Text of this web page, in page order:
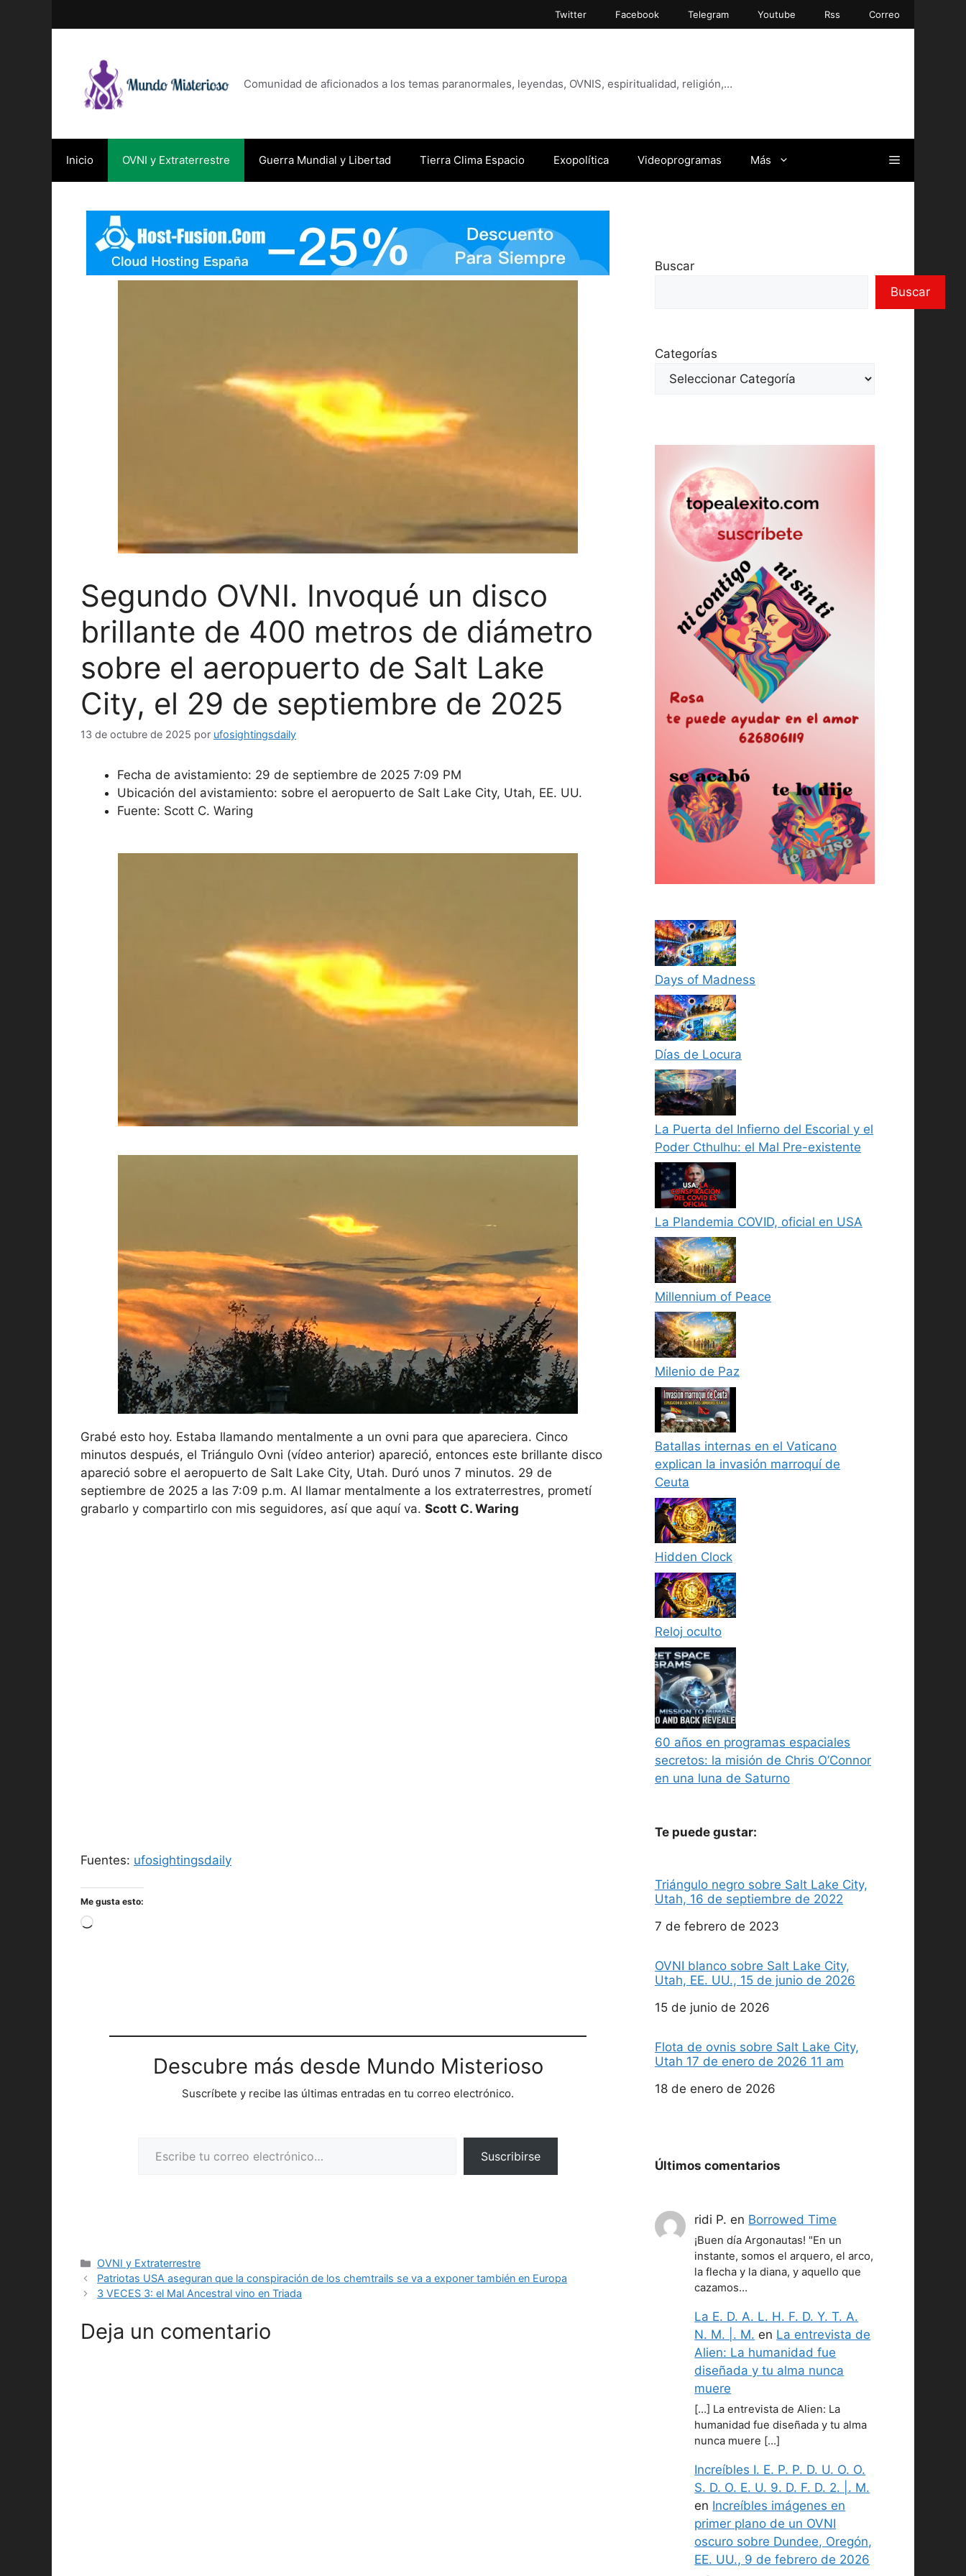
Twitter Facebook Telegram Youtube Rss Correo
Comunidad de aficionados a los temas paranormales, leyendas, OVNIS, espiritualidad, religión,…
Inicio OVNI y Extraterrestre Guerra Mundial y Libertad Tierra Clima Espacio Exopolítica Videoprogramas Más
Segundo OVNI. Invoqué un disco
brillante de 400 metros de diámetro
sobre el aeropuerto de Salt Lake
City, el 29 de septiembre de 2025
13 de octubre de 2025 por ufosightingsdaily
Fecha de avistamiento: 29 de septiembre de 2025 7:09 PM
Ubicación del avistamiento: sobre el aeropuerto de Salt Lake City, Utah, EE. UU.
Fuente: Scott C. Waring
Grabé esto hoy. Estaba llamando mentalmente a un ovni para que apareciera. Cinco
minutos después, el Triángulo Ovni (vídeo anterior) apareció, entonces este brillante disco
apareció sobre el aeropuerto de Salt Lake City, Utah. Duró unos 7 minutos. 29 de
septiembre de 2025 a las 7:09 p.m. Al llamar mentalmente a los extraterrestres, prometí
grabarlo y compartirlo con mis seguidores, así que aquí va. Scott C. Waring
Fuentes: ufosightingsdaily
Me gusta esto:
Cargando...
Descubre más desde Mundo Misterioso
Suscríbete y recibe las últimas entradas en tu correo electrónico.
Suscribirse
Categorías
OVNI y Extraterrestre
Patriotas USA aseguran que la conspiración de los chemtrails se va a exponer también en Europa
3 VECES 3: el Mal Ancestral vino en Triada
Deja un comentario
Buscar
Buscar
Categorías
Days of Madness
Días de Locura
La Puerta del Infierno del Escorial y el
Poder Cthulhu: el Mal Pre-existente
La Plandemia COVID, oficial en USA
Millennium of Peace
Milenio de Paz
Batallas internas en el Vaticano
explican la invasión marroquí de
Ceuta
Hidden Clock
Reloj oculto
60 años en programas espaciales
secretos: la misión de Chris O’Connor
en una luna de Saturno
Te puede gustar:
Triángulo negro sobre Salt Lake City,
Utah, 16 de septiembre de 2022
Fecha
7 de febrero de 2023
OVNI blanco sobre Salt Lake City,
Utah, EE. UU., 15 de junio de 2026
Fecha
15 de junio de 2026
Flota de ovnis sobre Salt Lake City,
Utah 17 de enero de 2026 11 am
Fecha
18 de enero de 2026
Últimos comentarios
ridi P. en Borrowed Time
¡Buen día Argonautas! "En un
instante, somos el arquero, el arco,
la flecha y la diana, y aquello que
cazamos…
La E. D. A. L. H. F. D. Y. T. A.
N. M. |. M. en La entrevista de
Alien: La humanidad fue
diseñada y tu alma nunca
muere
[…] La entrevista de Alien: La
humanidad fue diseñada y tu alma
nunca muere […]
Increíbles I. E. P. P. D. U. O. O.
S. D. O. E. U. 9. D. F. D. 2. |. M.
en Increíbles imágenes en
primer plano de un OVNI
oscuro sobre Dundee, Oregón,
EE. UU., 9 de febrero de 2026